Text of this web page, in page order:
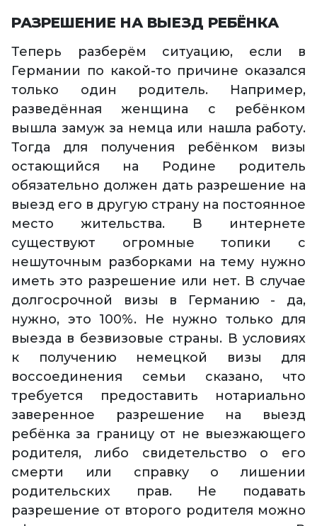
РАЗРЕШЕНИЕ НА ВЫЕЗД РЕБЁНКА
Теперь разберём ситуацию, если в
Германии по какой-то причине оказался
только один родитель. Например,
разведённая женщина с ребёнком
вышла замуж за немца или нашла работу.
Тогда для получения ребёнком визы
остающийся на Родине родитель
обязательно должен дать разрешение на
выезд его в другую страну на постоянное
место жительства. В интернете
существуют огромные топики с
нешуточным разборками на тему нужно
иметь это разрешение или нет. В случае
долгосрочной визы в Германию - да,
нужно, это 100%. Не нужно только для
выезда в безвизовые страны. В условиях
к получению немецкой визы для
воссоединения семьи сказано, что
требуется предоставить нотариально
заверенное разрешение на выезд
ребёнка за границу от не выезжающего
родителя, либо свидетельство о его
смерти или справку о лишении
родительских прав. Не подавать
разрешение от второго родителя можно